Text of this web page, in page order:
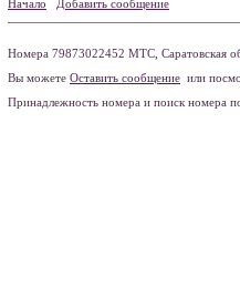
Начало Добавить сообщение
Номера 79873022452 МТС, Саратовская
Вы можете Оставить сообщение или
Принадлежность номера и поиск номера